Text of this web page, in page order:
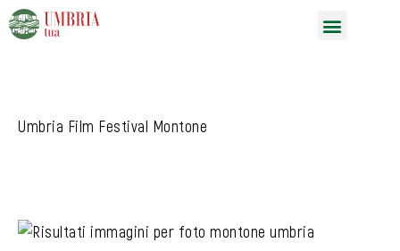
Vai
al
Umbria Film Festival Montone